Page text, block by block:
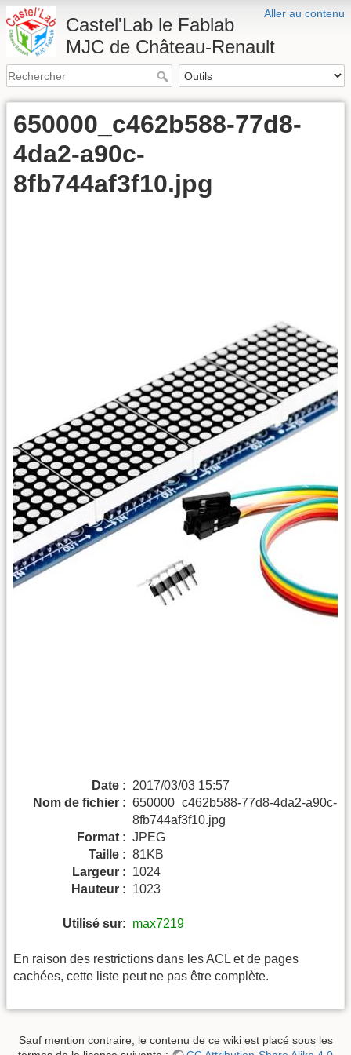
Aller au contenu
Castel'Lab le Fablab
MJC de Château-Renault
650000_c462b588-77d8-
4da2-a90c-
8fb744af3f10.jpg
Date : 2017/03/03 15:57
Nom de fichier : 650000_c462b588-77d8-4da2-a90c-
8fb744af3f10.jpg
Format : JPEG
Taille : 81KB
Largeur : 1024
Hauteur : 1023
Utilisé sur: max7219
En raison des restrictions dans les ACL et de pages
cachées, cette liste peut ne pas être complète.
Sauf mention contraire, le contenu de ce wiki est placé sous les